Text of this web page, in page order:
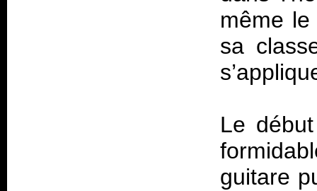
même
sa
Le
guitare